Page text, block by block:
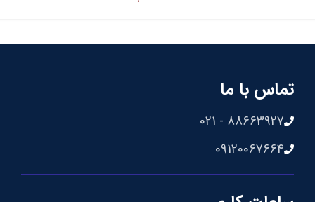
تماس با ما
88663927 - 021
09120067664